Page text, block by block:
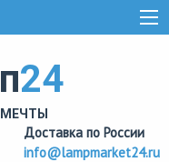
24
Доставка по России
info@lampmarket24.ru